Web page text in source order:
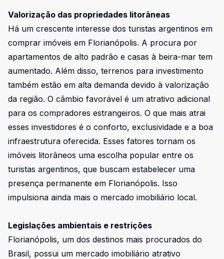
Valorização das propriedades litorâneas
Há um crescente interesse dos turistas argentinos em
comprar imóveis em Florianópolis. A procura por
apartamentos de alto padrão e casas à beira-mar tem
aumentado. Além disso, terrenos para investimento
também estão em alta demanda devido à valorização
da região. O câmbio favorável é um atrativo adicional
para os compradores estrangeiros. O que mais atrai
esses investidores é o conforto, exclusividade e a boa
infraestrutura oferecida. Esses fatores tornam os
imóveis litorâneos uma escolha popular entre os
turistas argentinos, que buscam estabelecer uma
presença permanente em Florianópolis. Isso
impulsiona ainda mais o mercado imobiliário local.
Legislações ambientais e restrições
Florianópolis, um dos destinos mais procurados do
Brasil, possui um mercado imobiliário atrativo